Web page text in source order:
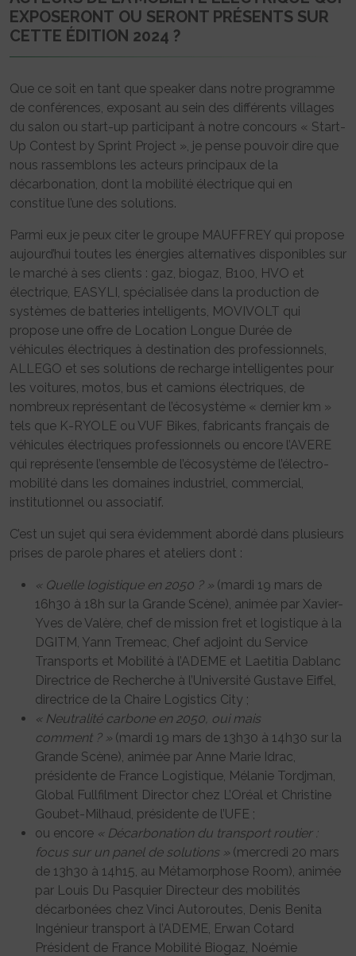
EXPOSERONT OU SERONT PRÉSENTS SUR
CETTE ÉDITION 2024 ?
Que ce soit en tant que speaker dans notre programme
de conférences, exposant au sein des différents villages
du salon ou start-up participant à notre concours « Start-
Up Contest by Sprint Project », je pense pouvoir dire que
nous rassemblons les acteurs principaux de la
décarbonation, dont la mobilité électrique qui en
constitue l’une des solutions.
Parmi eux je peux citer le groupe MAUFFREY qui propose
aujourd’hui toutes les énergies alternatives disponibles sur
le marché à ses clients : gaz, biogaz, B100, HVO et
électrique, EASYLI, spécialisée dans la production de
systèmes de batteries intelligents, MOVIVOLT qui
propose une offre de Location Longue Durée de
véhicules électriques à destination des professionnels,
ALLEGO et ses solutions de recharge intelligentes pour
les voitures, motos, bus et camions électriques, de
nombreux représentant de l’écosystème « dernier km »
tels que K-RYOLE ou VUF Bikes, fabricants français de
véhicules électriques professionnels ou encore l’AVERE
qui représente l’ensemble de l’écosystème de l’électro-
mobilité dans les domaines industriel, commercial,
institutionnel ou associatif.
C’est un sujet qui sera évidemment abordé dans plusieurs
prises de parole phares et ateliers dont :
« Quelle logistique en 2050 ? » (mardi 19 mars de
16h30 à 18h sur la Grande Scène), animée par Xavier-
Yves de Valère, chef de mission fret et logistique à la
DGITM, Yann Tremeac, Chef adjoint du Service
Transports et Mobilité à l’ADEME et Laetitia Dablanc
Directrice de Recherche à l’Université Gustave Eiffel,
directrice de la Chaire Logistics City ;
« Neutralité carbone en 2050, oui mais
comment ? » (mardi 19 mars de 13h30 à 14h30 sur la
Grande Scène), animée par Anne Marie Idrac,
présidente de France Logistique, Mélanie Tordjman,
Global Fullfilment Director chez L’Oréal et Christine
Goubet-Milhaud, présidente de l’UFE ;
ou encore « Décarbonation du transport routier :
focus sur un panel de solutions » (mercredi 20 mars
de 13h30 à 14h15, au Métamorphose Room), animée
par Louis Du Pasquier Directeur des mobilités
décarbonées chez Vinci Autoroutes, Denis Benita
Ingénieur transport à l’ADEME, Erwan Cotard
Président de France Mobilité Biogaz, Noémie